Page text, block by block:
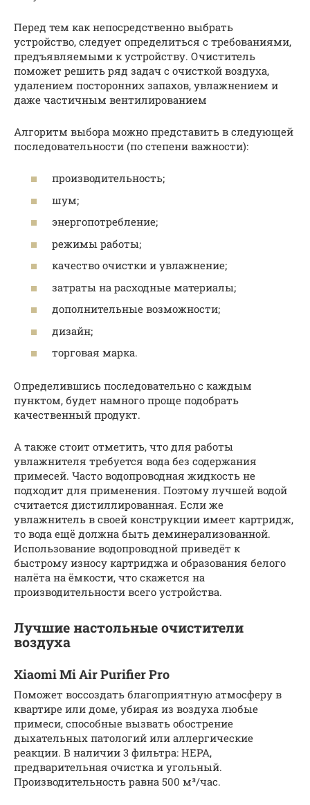
Перед тем как непосредственно выбрать
устройство, следует определиться с требованиями,
предъявляемыми к устройству. Очиститель
поможет решить ряд задач с очисткой воздуха,
удалением посторонних запахов, увлажнением и
даже частичным вентилированием
Алгоритм выбора можно представить в следующей
последовательности (по степени важности):
производительность;
шум;
энергопотребление;
режимы работы;
качество очистки и увлажнение;
затраты на расходные материалы;
дополнительные возможности;
дизайн;
торговая марка.
Определившись последовательно с каждым
пунктом, будет намного проще подобрать
качественный продукт.
А также стоит отметить, что для работы
увлажнителя требуется вода без содержания
примесей. Часто водопроводная жидкость не
подходит для применения. Поэтому лучшей водой
считается дистиллированная. Если же
увлажнитель в своей конструкции имеет картридж,
то вода ещё должна быть деминерализованной.
Использование водопроводной приведёт к
быстрому износу картриджа и образования белого
налёта на ёмкости, что скажется на
производительности всего устройства.
Лучшие настольные очистители
воздуха
Xiaomi Mi Air Purifier Pro
Поможет воссоздать благоприятную атмосферу в
квартире или доме, убирая из воздуха любые
примеси, способные вызвать обострение
дыхательных патологий или аллергические
реакции. В наличии 3 фильтра: НЕРА,
предварительная очистка и угольный.
Производительность равна 500 м³/час.